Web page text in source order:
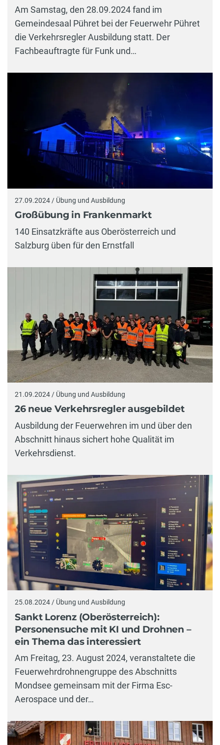
Am Samstag, den 28.09.2024 fand im
Gemeindesaal Pühret bei der Feuerwehr Pühret
die Verkehrsregler Ausbildung statt. Der
Fachbeauftragte für Funk und…
27.09.2024 / Übung und Ausbildung
Großübung in Frankenmarkt
140 Einsatzkräfte aus Oberösterreich und
Salzburg üben für den Ernstfall
21.09.2024 / Übung und Ausbildung
26 neue Verkehrsregler ausgebildet
Ausbildung der Feuerwehren im und über den
Abschnitt hinaus sichert hohe Qualität im
Verkehrsdienst.
25.08.2024 / Übung und Ausbildung
Sankt Lorenz (Oberösterreich):
Personensuche mit KI und Drohnen –
ein Thema das interessiert
Am Freitag, 23. August 2024, veranstaltete die
Feuerwehrdrohnengruppe des Abschnitts
Mondsee gemeinsam mit der Firma Esc-
Aerospace und der…